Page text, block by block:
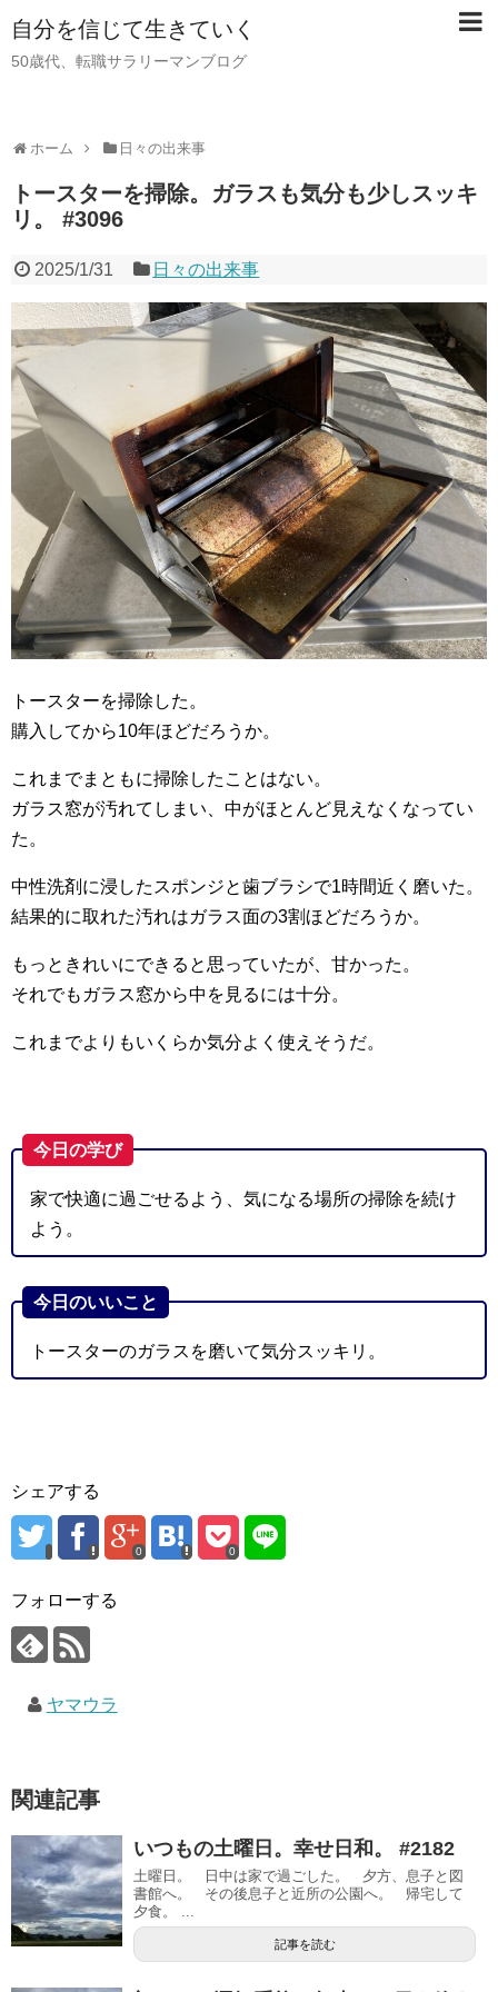
自分を信じて生きていく
50歳代、転職サラリーマンブログ
ホーム 日々の出来事
トースターを掃除。ガラスも気分も少しスッキ
リ。 #3096
2025/1/31 日々の出来事
トースターを掃除した。
購入してから10年ほどだろうか。
これまでまともに掃除したことはない。
ガラス窓が汚れてしまい、中がほとんど見えなくなってい
た。
中性洗剤に浸したスポンジと歯ブラシで1時間近く磨いた。
結果的に取れた汚れはガラス面の3割ほどだろうか。
もっときれいにできると思っていたが、甘かった。
それでもガラス窓から中を見るには十分。
これまでよりもいくらか気分よく使えそうだ。
今日の学び
家で快適に過ごせるよう、気になる場所の掃除を続け
よう。
今日のいいこと
トースターのガラスを磨いて気分スッキリ。
シェアする
0 0
フォローする
ヤマウラ
関連記事
いつもの土曜日。幸せ日和。 #2182
土曜日。 日中は家で過ごした。 夕方、息子と図
書館へ。 その後息子と近所の公園へ。 帰宅して
夕食。 ...
記事を読む